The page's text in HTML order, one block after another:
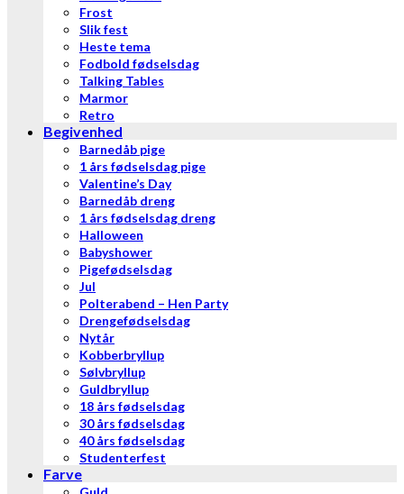
Frost
Slik fest
Heste tema
Fodbold fødselsdag
Talking Tables
Marmor
Retro
Begivenhed
Barnedåb pige
1 års fødselsdag pige
Valentine’s Day
Barnedåb dreng
1 års fødselsdag dreng
Halloween
Babyshower
Pigefødselsdag
Jul
Polterabend – Hen Party
Drengefødselsdag
Nytår
Kobberbryllup
Sølvbryllup
Guldbryllup
18 års fødselsdag
30 års fødselsdag
40 års fødselsdag
Studenterfest
Farve